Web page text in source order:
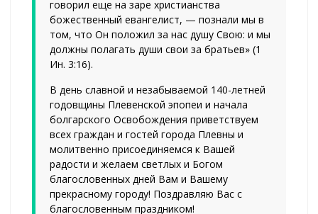
говорил еще на заре христианства
божественный евангелист, — познали мы в
том, что Он положил за нас душу Свою: и мы
должны полагать души свои за братьев» (1
Ин. 3:16).
В день славной и незабываемой 140-летней
годовщины Плевенской эпопеи и начала
болгарского Освобождения приветствуем
всех граждан и гостей города Плевны и
молитвенно присоединяемся к Вашей
радости и желаем светлых и Богом
благословенных дней Вам и Вашему
прекрасному городу! Поздравляю Вас с
благословенным праздником!